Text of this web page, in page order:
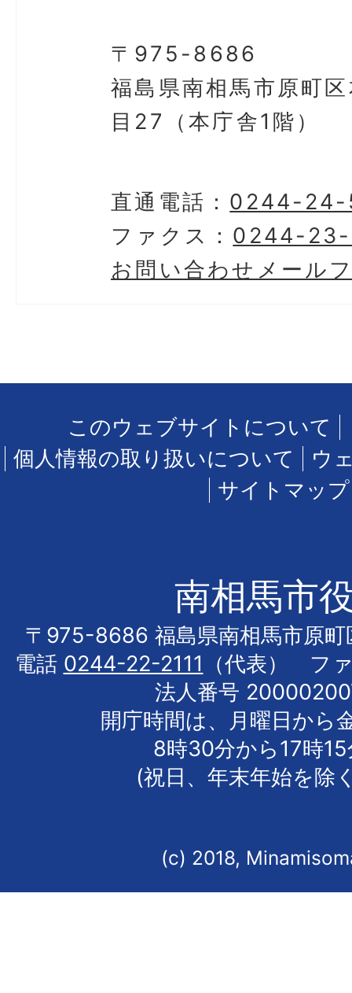
〒975-8686
福島県南相馬市原町
目27（本庁舎1階）
直通電話： 0244-24-
ファクス： 0244-
お問い合わせメール
このウェブサイトについて
個人情報の取り扱いについて
ウ
サイトマップ
南相馬市
〒975-8686 福島県南相馬市原町
電話 0244-22-2111
（代表） フ
法人番号
開庁時間は、月曜日から
8時30分から17時
(祝日、年末年始を除
(c) 2018,